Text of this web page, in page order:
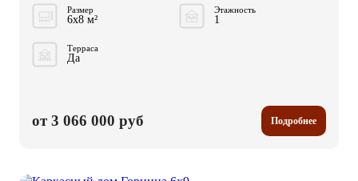
Размер
6x8 м²
Этажность
1
Терраса
Да
от 3 066 000 руб Подробнее